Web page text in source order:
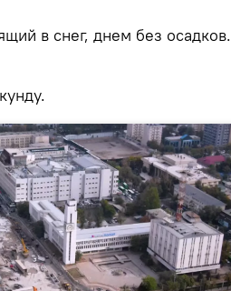
в снег, днем без осадков.